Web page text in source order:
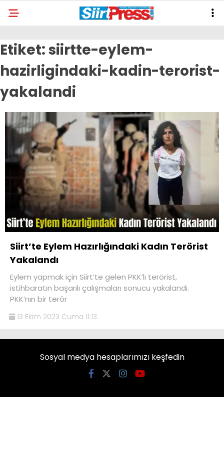
Etiket:siirtte-eylem-
hazirligindaki-kadin-terorist-
yakalandi
Siirt’te Eylem Hazırlığındaki Kadın Terörist
Yakalandı
Eylem yapmak için Siirt’te gelen PKK’lı terörist,
istihbaratın başarılı çalışmaları sonucu yakalandı.
PKK’nın bir terör
13 Ekim 2023 Cuma 11:13
Sosyal medya hesaplarımızı keşfedin